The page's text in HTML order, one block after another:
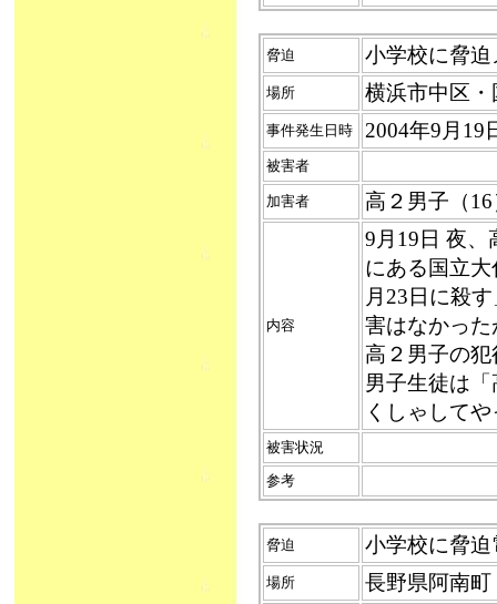
脅迫 小学校に脅迫
場所 横浜市中区
事件発生日時 2004年9月
被害者
加害者 高２男子（
内容
9月19日 夜、
にある国立
月23日に殺
害はなかっ
高２男子の
男子生徒は
くしゃして
被害状況
参考
脅迫 小学校に脅迫
場所 長野県阿南